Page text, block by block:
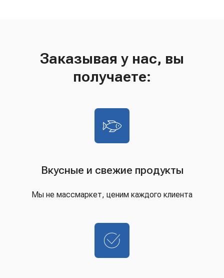
Заказывая у нас, вы
получаете:
Вкусные и свежие продукты
Мы не массмаркет, ценим каждого клиента